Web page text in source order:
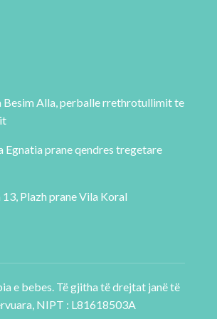
Besim Alla, perballe rrethrotullimit te
Egnatia prane qendres tregetare
13, Plazh prane Vila Koral
e bebes. Të gjitha të drejtat janë të
NIPT : L81618503A